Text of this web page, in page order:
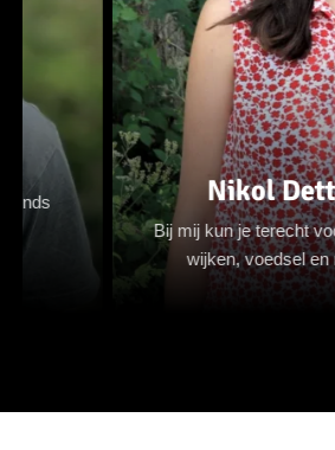
Nikol
Bij mij kun je terecht voor:
wijken, voedsel en